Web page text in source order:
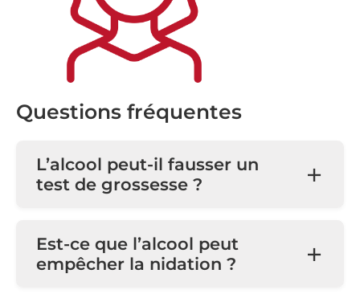
Questions fréquentes
L’alcool peut-il fausser un
test de grossesse ?
Est-ce que l’alcool peut
empêcher la nidation ?